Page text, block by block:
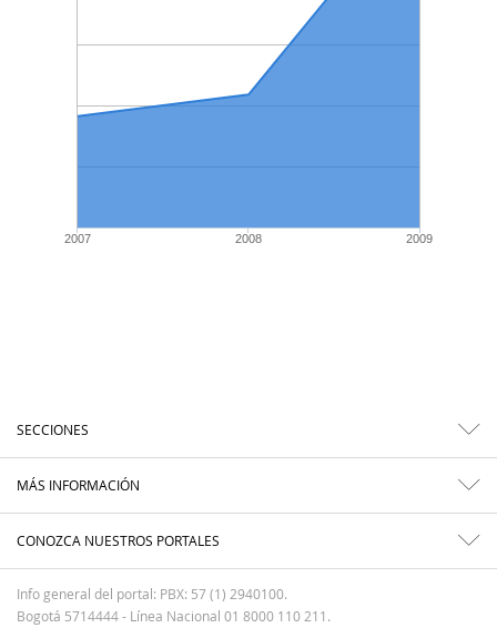
2007 2008 2009
SECCIONES
MÁS INFORMACIÓN
CONOZCA NUESTROS PORTALES
Info general del portal: PBX: 57 (1) 2940100.
Bogotá 5714444 - Línea Nacional 01 8000 110 211.